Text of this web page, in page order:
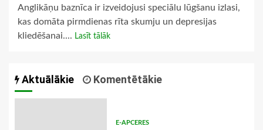
Anglikāņu baznīca ir izveidojusi speciālu lūgšanu izlasi,
kas domāta pirmdienas rīta skumju un depresijas
kliedēšanai.... Lasīt tālāk
Aktuālākie Komentētākie
E-APCERES